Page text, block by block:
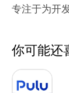
专注于为开
功能丰富多
精品问答的
的找找看、
你可能还